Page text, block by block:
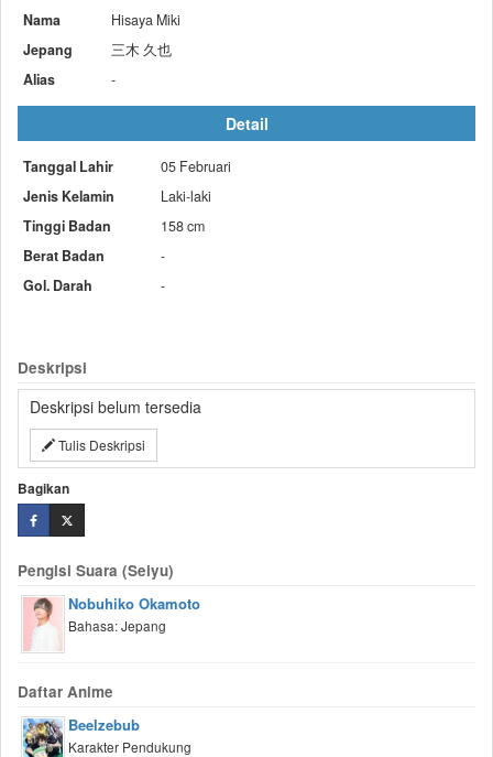
Nama
Hisaya Miki
Jepang
三木 久也
Alias
-
Detail
Tanggal Lahir
05 Februari
Jenis Kelamin
Laki-laki
Tinggi Badan
158 cm
Berat Badan
-
Gol. Darah
-
Deskripsi
Deskripsi belum tersedia
Tulis Deskripsi
Bagikan
Pengisi Suara (Seiyu)
Nobuhiko Okamoto
Bahasa: Jepang
Daftar Anime
Beelzebub
Karakter Pendukung